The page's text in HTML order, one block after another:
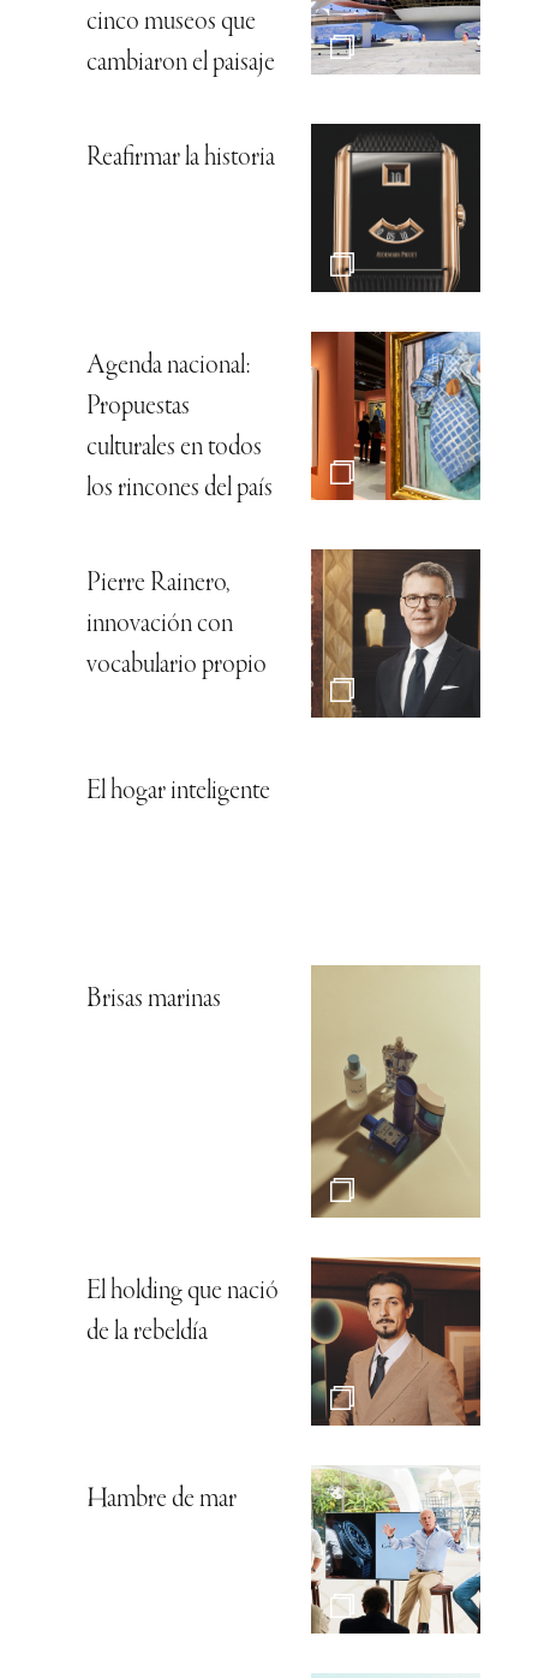
cinco museos que
cambiaron el paisaje
Reafirmar la historia
Agenda nacional:
Propuestas
culturales en todos
los rincones del país
Pierre Rainero,
innovación con
vocabulario propio
El hogar inteligente
Brisas marinas
El holding que nació
de la rebeldía
Hambre de mar